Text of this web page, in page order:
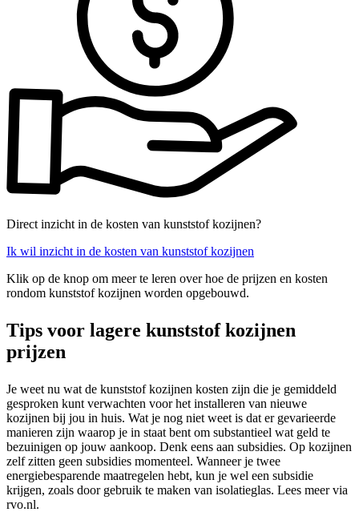
Direct inzicht in de kosten van kunststof kozijnen?
Ik wil inzicht in de kosten van kunststof kozijnen
Klik op de knop om meer te leren over hoe de prijzen en kosten
rondom kunststof kozijnen worden opgebouwd.
Tips voor lagere kunststof kozijnen
prijzen
Je weet nu wat de kunststof kozijnen kosten zijn die je gemiddeld
gesproken kunt verwachten voor het installeren van nieuwe
kozijnen bij jou in huis. Wat je nog niet weet is dat er gevarieerde
manieren zijn waarop je in staat bent om substantieel wat geld te
bezuinigen op jouw aankoop. Denk eens aan subsidies. Op kozijnen
zelf zitten geen subsidies momenteel. Wanneer je twee
energiebesparende maatregelen hebt, kun je wel een subsidie
krijgen, zoals door gebruik te maken van isolatieglas. Lees meer via
rvo.nl.